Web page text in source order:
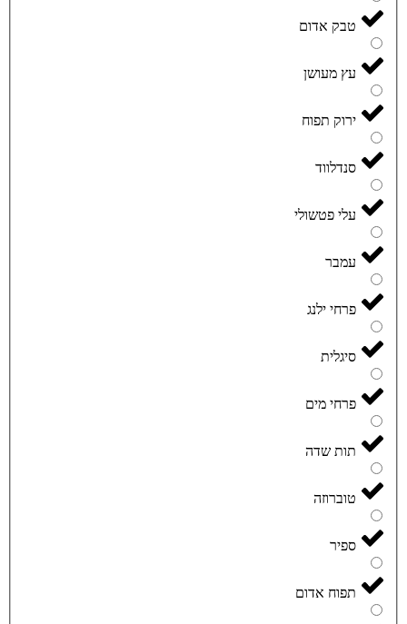
טבק אדום
עץ מעושן
ירוק תפוח
סנדלווד
עלי פטשולי
עמבר
פרחי ילנג
סיגלית
פרחי מים
תות שדה
טוברוזה
ספיר
תפוח אדום